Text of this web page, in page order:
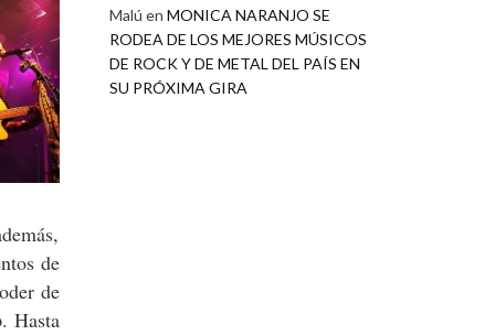
de
de
. Hasta
Malú en MONICA NARANJO SE
RODEA DE LOS MEJORES MÚSICOS
DE ROCK Y DE METAL DEL PAÍS EN
SU PRÓXIMA GIRA